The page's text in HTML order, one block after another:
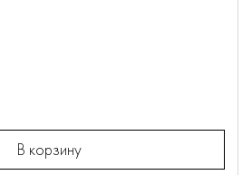
В корзину